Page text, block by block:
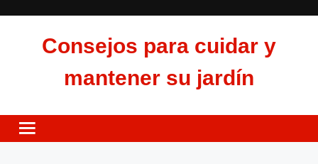
Consejos para cuidar y
mantener su jardín